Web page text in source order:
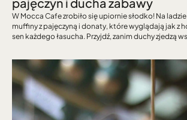
W Mocca Cafe zrobiło się upiornie słodko! Na
muffiny z pajęczyną i donaty, które wyglądają jak z
sen każdego łasucha. Przyjdź, zanim duchy zjedzą